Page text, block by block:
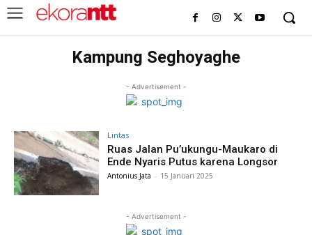
Kampung Seghoyaghe
- Advertisement -
Lintas
Ruas Jalan Pu’ukungu-Maukaro di
Ende Nyaris Putus karena Longsor
Antonius Jata - 15 Januari 2025
- Advertisement -